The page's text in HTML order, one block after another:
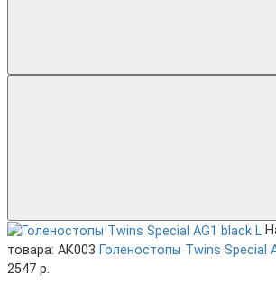
товара: AK003 Голеностопы Twins Special
2547 р.